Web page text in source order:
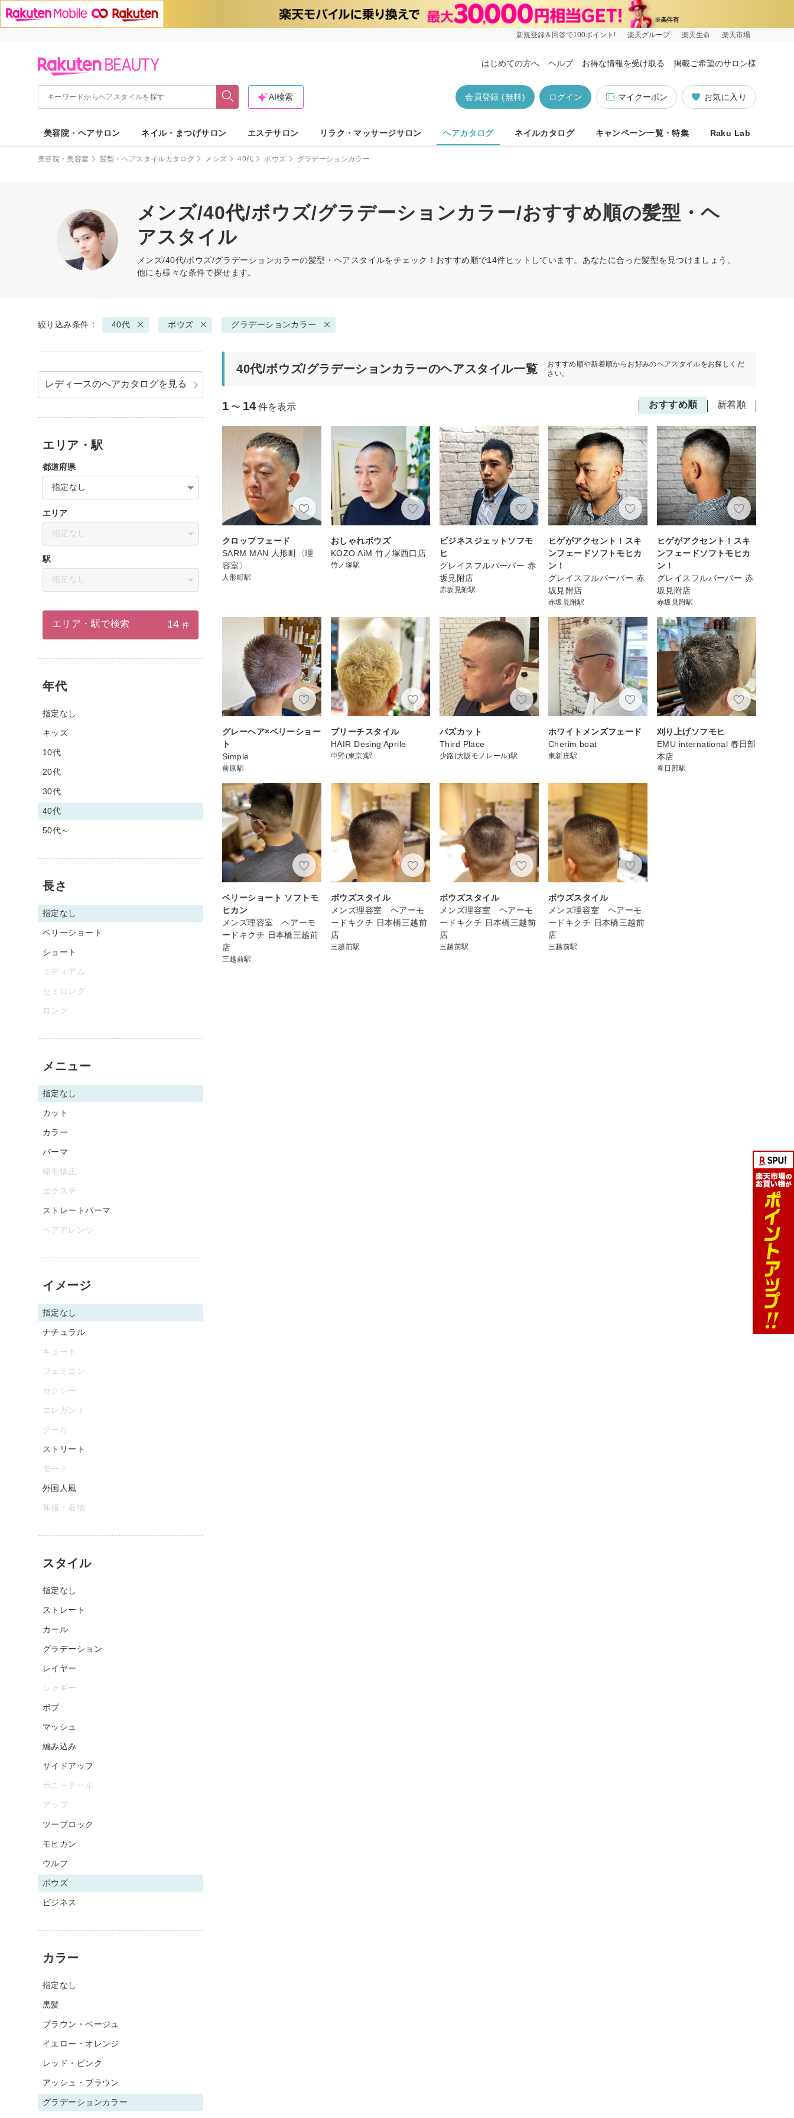
新規登録＆回答で100ポイント! 楽天グループ 楽天生命 楽天市場
はじめての方へ ヘルプ お得な情報を受け取る 掲載ご希望のサロン様
お気に入り
マイクーポン
ログイン
会員登録 (無料)
AI検索
美容院・ヘアサロン ネイル・まつげサロン エステサロン リラク・マッサージサロン ヘアカタログ ネイルカタログ キャンペーン一覧・特集 Raku Lab
美容院・美容室 髪型・ヘアスタイルカタログ メンズ 40代 ボウズ グラデーションカラー
メンズ/40代/ボウズ/グラデーションカラー/おすすめ順の髪型・ヘ
アスタイル
メンズ/40代/ボウズ/グラデーションカラーの髪型・ヘアスタイルをチェック！おすすめ順で14件ヒットしています。あなたに合った髪型を見つけましょう。
他にも様々な条件で探せます。
絞り込み条件： 40代 ボウズ グラデーションカラー
40代/ボウズ/グラデーションカラーのヘアスタイル一覧
おすすめ順や新着順からお好みのヘアスタイルをお探しくだ
さい。
おすすめ順 新着順
1 〜 14 件を表示
クロップフェード
SARM MAN 人形町〈理
容室〉
人形町駅
おしゃれボウズ
KOZO AiM 竹ノ塚西口店
竹ノ塚駅
ビジネスジェットソフモ
ヒ
グレイスフルバーバー 赤
坂見附店
赤坂見附駅
ヒゲがアクセント！スキ
ンフェードソフトモヒカ
ン！
グレイスフルバーバー 赤
坂見附店
赤坂見附駅
ヒゲがアクセント！スキ
ンフェードソフトモヒカ
ン！
グレイスフルバーバー 赤
坂見附店
赤坂見附駅
グレーヘア×ベリーショー
ト
Simple
前原駅
ブリーチスタイル
HAIR Desing Aprile
中野(東京)駅
バズカット
Third Place
少路(大阪モノレール)駅
ホワイトメンズフェード
Cherim boat
東新庄駅
刈り上げソフモヒ
EMU international 春日部
本店
春日部駅
ベリーショート ソフトモ
ヒカン
メンズ理容室 ヘアーモ
ードキクチ 日本橋三越前
店
三越前駅
ボウズスタイル
メンズ理容室 ヘアーモ
ードキクチ 日本橋三越前
店
三越前駅
ボウズスタイル
メンズ理容室 ヘアーモ
ードキクチ 日本橋三越前
店
三越前駅
ボウズスタイル
メンズ理容室 ヘアーモ
ードキクチ 日本橋三越前
店
三越前駅
レディースのヘアカタログを見る
エリア・駅
都道府県
指定なし
エリア
指定なし
駅
指定なし
エリア・駅で検索 14 件
年代
指定なし
キッズ
10代
20代
30代
40代
50代～
長さ
指定なし
ベリーショート
ショート
ミディアム
セミロング
ロング
メニュー
指定なし
カット
カラー
パーマ
縮毛矯正
エクステ
ストレートパーマ
ヘアアレンジ
イメージ
指定なし
ナチュラル
キュート
フェミニン
セクシー
エレガント
クール
ストリート
モード
外国人風
和服・着物
スタイル
指定なし
ストレート
カール
グラデーション
レイヤー
シャギー
ボブ
マッシュ
編み込み
サイドアップ
ポニーテール
アップ
ツーブロック
モヒカン
ウルフ
ボウズ
ビジネス
カラー
指定なし
黒髪
ブラウン・ベージュ
イエロー・オレンジ
レッド・ピンク
アッシュ・ブラウン
グラデーションカラー